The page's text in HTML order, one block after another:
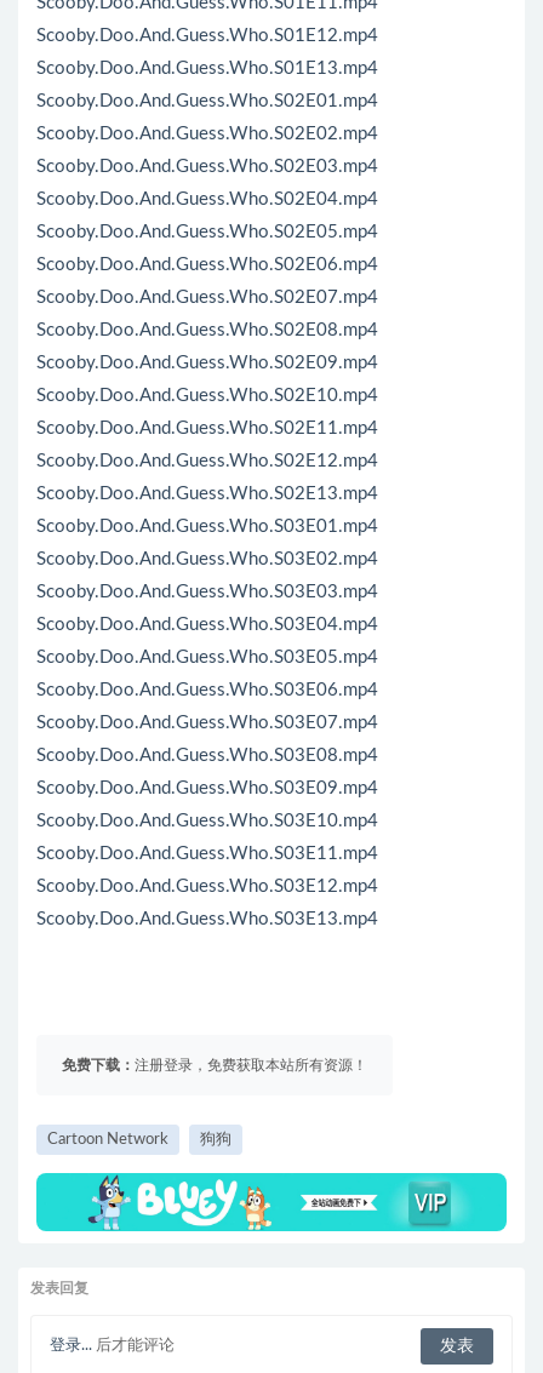
Scooby.Doo.And.Guess.Who.S01E12.mp4
Scooby.Doo.And.Guess.Who.S01E13.mp4
Scooby.Doo.And.Guess.Who.S02E01.mp4
Scooby.Doo.And.Guess.Who.S02E02.mp4
Scooby.Doo.And.Guess.Who.S02E03.mp4
Scooby.Doo.And.Guess.Who.S02E04.mp4
Scooby.Doo.And.Guess.Who.S02E05.mp4
Scooby.Doo.And.Guess.Who.S02E06.mp4
Scooby.Doo.And.Guess.Who.S02E07.mp4
Scooby.Doo.And.Guess.Who.S02E08.mp4
Scooby.Doo.And.Guess.Who.S02E09.mp4
Scooby.Doo.And.Guess.Who.S02E10.mp4
Scooby.Doo.And.Guess.Who.S02E11.mp4
Scooby.Doo.And.Guess.Who.S02E12.mp4
Scooby.Doo.And.Guess.Who.S02E13.mp4
Scooby.Doo.And.Guess.Who.S03E01.mp4
Scooby.Doo.And.Guess.Who.S03E02.mp4
Scooby.Doo.And.Guess.Who.S03E03.mp4
Scooby.Doo.And.Guess.Who.S03E04.mp4
Scooby.Doo.And.Guess.Who.S03E05.mp4
Scooby.Doo.And.Guess.Who.S03E06.mp4
Scooby.Doo.And.Guess.Who.S03E07.mp4
Scooby.Doo.And.Guess.Who.S03E08.mp4
Scooby.Doo.And.Guess.Who.S03E09.mp4
Scooby.Doo.And.Guess.Who.S03E10.mp4
Scooby.Doo.And.Guess.Who.S03E11.mp4
Scooby.Doo.And.Guess.Who.S03E12.mp4
Scooby.Doo.And.Guess.Who.S03E13.mp4
免费下载： 注册登录，免费获取本站所有资源！
Cartoon Network 狗狗
发表回复
登录... 后才能评论